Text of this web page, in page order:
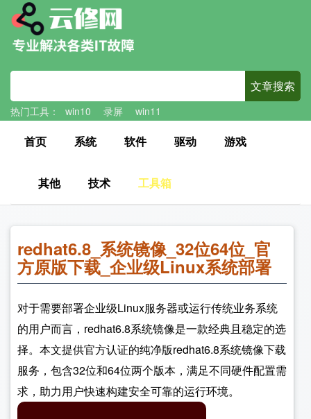
热门工具： win10 录屏 win11
首页 系统 软件 驱动 游戏
其他 技术 工具箱
redhat6.8_系统镜像_32位64位_官
方原版下载_企业级Linux系统部署
对于需要部署企业级Linux服务器或运行传统业务系统
的用户而言，redhat6.8系统镜像是一款经典且稳定的选
择。本文提供官方认证的纯净版redhat6.8系统镜像下载
服务，包含32位和64位两个版本，满足不同硬件配置需
求，助力用户快速构建安全可靠的运行环境。